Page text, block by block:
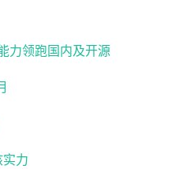
力领跑国内及开源
力